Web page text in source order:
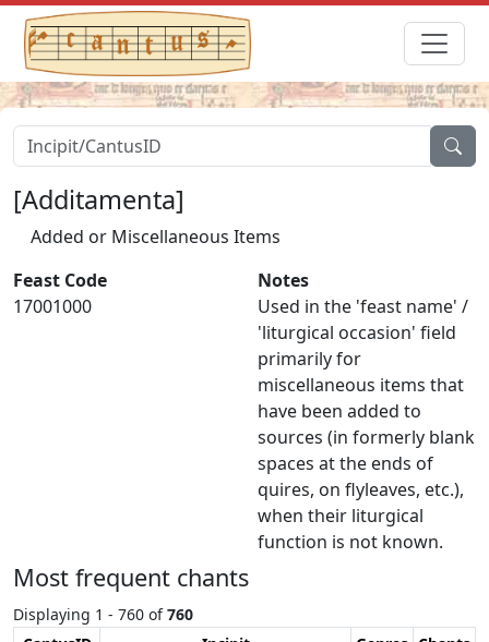
[Additamenta]
Added or Miscellaneous Items
Feast Code
17001000
Notes
Used in the 'feast name' /
'liturgical occasion' field
primarily for
miscellaneous items that
have been added to
sources (in formerly blank
spaces at the ends of
quires, on flyleaves, etc.),
when their liturgical
function is not known.
Most frequent chants
Displaying 1 - 760 of760